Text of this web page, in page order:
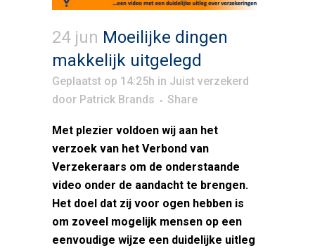
24 jun Moeilijke dingen
makkelijk uitgelegd
Geplaatst op 14:25h in Juist verzekerd
door Patrick Brands Share
Met plezier voldoen wij aan het
verzoek van het Verbond van
Verzekeraars om de onderstaande
video onder de aandacht te brengen.
Het doel dat zij voor ogen hebben is
om zoveel mogelijk mensen op een
eenvoudige wijze een duidelijke uitleg